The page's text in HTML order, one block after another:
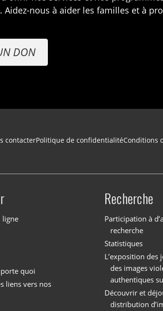
Aidez-nous à aider les familles et à
DON
du pied de page
contacterPolitique de confidentialitéConditions
ligne
quoi
liens vers nos
Recherche
Participation à
recherche
Statistiques
L’exposition des
des images
authentiques
Découvrir et
distribution